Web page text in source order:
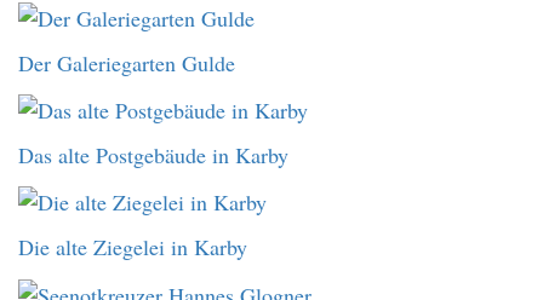
Der Galeriegarten Gulde
Das alte Postgebäude in Karby
Die alte Ziegelei in Karby